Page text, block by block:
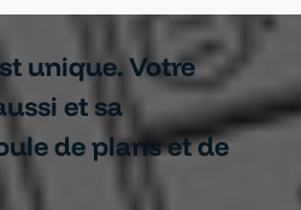
unique. Votre
et sa
de plans et de